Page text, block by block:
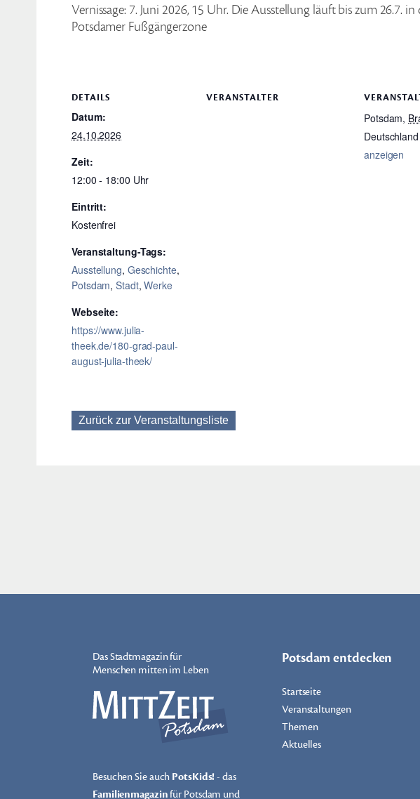
Vernissage: 7. Juni 2026, 15 Uhr. Die Ausstellung läuft bis zum 26.7.
Potsdamer Fußgängerzone
DETAILS
Datum:
24.10.2026
Zeit:
12:00 - 18:00
Eintritt:
Kostenfrei
Veranstaltung-Tags:
Ausstellung, Geschichte,
Potsdam,Stadt,Werke
Webseite:
https://www.julia-
theek.de/180-grad-paul-
august-julia-theek/
VERANSTALTER
Potsdam,
Deutschland
anzeigen
Zurück zur Veranstaltungsliste
Das Stadtmagazin für
Menschen mitten im Leben
Besuchen Sie auch PotsKids!- das
Familienmagazinfür Potsdam und
Potsdam entdecken
Startseite
Veranstaltungen
Themen
Aktuelles